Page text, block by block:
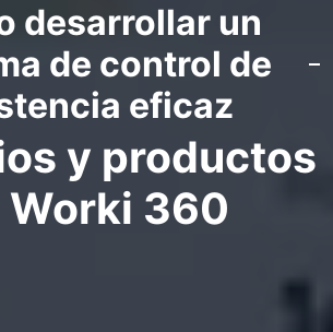
desarrollar un
de control de
eficaz
y productos
Worki 360